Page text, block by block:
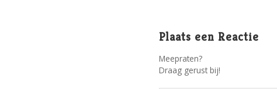
Plaats een Reactie
Meepraten?
Draag gerust bij!